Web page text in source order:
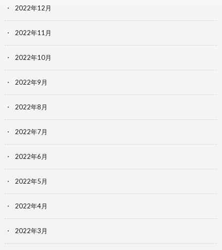
2022年12月
2022年11月
2022年10月
2022年9月
2022年8月
2022年7月
2022年6月
2022年5月
2022年4月
2022年3月